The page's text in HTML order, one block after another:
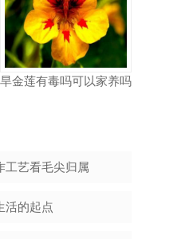
旱金莲有毒吗可以家养吗
工艺看毛尖归属
活的起点